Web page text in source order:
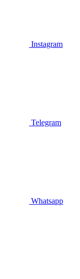
Instagram
Telegram
Whatsapp